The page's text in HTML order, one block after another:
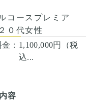
コースプレミア
０代女性
： 1,100,000円（税
込...
容